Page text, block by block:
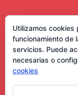
Utilizamos
funcionamiento de
servicios. Puede
necesarias o
cookies